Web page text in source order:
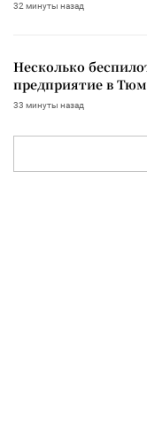
32 минуты назад
Несколько
предприятие в
33 минуты назад